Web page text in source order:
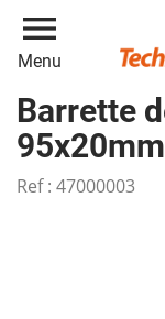
menu
Menu
Barrette
95x20mm
Ref : 47000003